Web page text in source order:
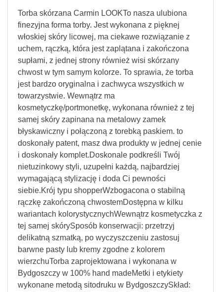
Torba skórzana Carmin LOOKTo nasza ulubiona
finezyjna forma torby. Jest wykonana z pięknej
włoskiej skóry licowej, ma ciekawe rozwiązanie z
uchem, rączką, która jest zaplątana i zakończona
supłami, z jednej strony również wisi skórzany
chwost w tym samym kolorze. To sprawia, że torba
jest bardzo oryginalna i zachwyca wszystkich w
towarzystwie. Wewnątrz ma
kosmetyczkę/portmonetkę, wykonana również z tej
samej skóry zapinana na metalowy zamek
błyskawiczny i połączoną z torebką paskiem. to
doskonały patent, masz dwa produkty w jednej cenie
i doskonały komplet.Doskonale podkreśli Twój
nietuzinkowy styli, uzupełni każdą, najbardziej
wymagającą stylizację i doda Ci pewności
siebie.Krój typu shopperWzbogacona o stabilną
rączkę zakończoną chwostemDostępna w kilku
wariantach kolorystycznychWewnątrz kosmetyczka z
tej samej skórySposób konserwacji: przetrzyj
delikatną szmatką, po wyczyszczeniu zastosuj
barwne pasty lub kremy zgodne z kolorem
wierzchuTorba zaprojektowana i wykonana w
Bydgoszczy w 100% hand madeMetki i etykiety
wykonane metodą sitodruku w BydgoszczySkład: